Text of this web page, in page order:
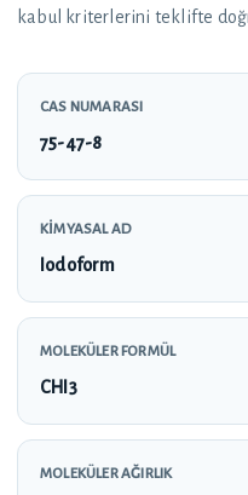
kabul kriterlerini teklifte
CAS NUMARASI
75-47-8
KIMYASAL AD
Iodoform
MOLEKÜLER FORMÜL
CHI3
MOLEKÜLER AĞIRLIK